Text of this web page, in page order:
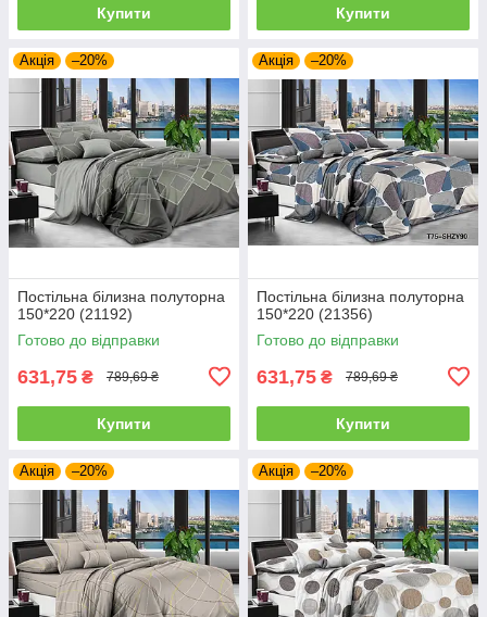
Купити Купити
Акція –20%
Постільна білизна полуторна
150*220 (21192)
Готово до відправки
631,75 ₴ 789,69 ₴
Купити
Акція –20%
Постільна білизна полуторна
150*220 (21356)
Готово до відправки
631,75 ₴ 789,69 ₴
Купити
Акція –20% Акція –20%